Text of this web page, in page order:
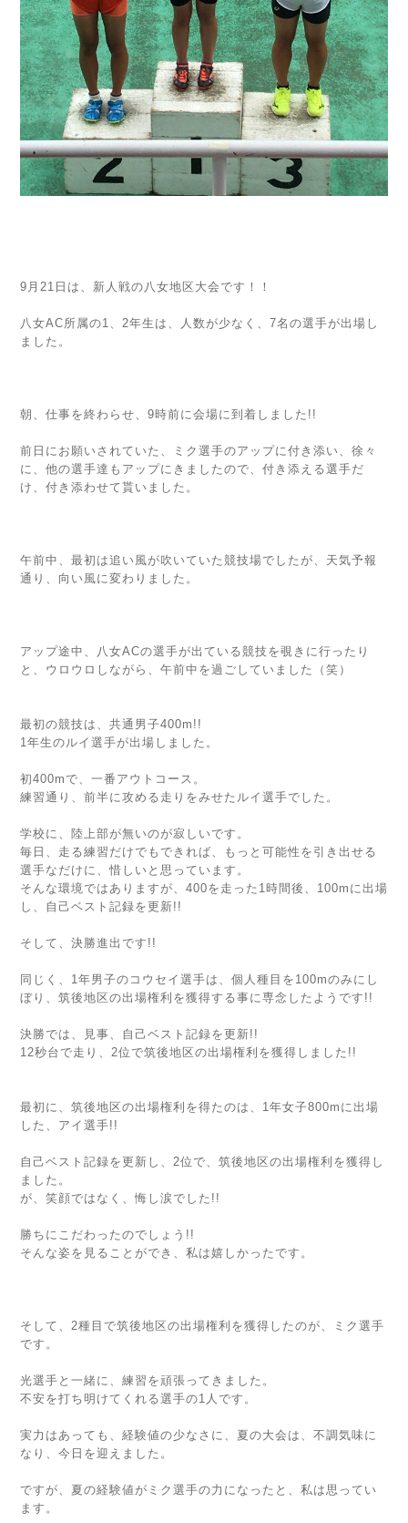
9月21日は、新人戦の八女地区大会です！！
八女AC所属の1、2年生は、人数が少なく、7名の選手が出場し
ました。
朝、仕事を終わらせ、9時前に会場に到着しました!!
前日にお願いされていた、ミク選手のアップに付き添い、徐々
に、他の選手達もアップにきましたので、付き添える選手だ
け、付き添わせて貰いました。
午前中、最初は追い風が吹いていた競技場でしたが、天気予報
通り、向い風に変わりました。
アップ途中、八女ACの選手が出ている競技を覗きに行ったり
と、ウロウロしながら、午前中を過ごしていました（笑）
最初の競技は、共通男子400m!!
1年生のルイ選手が出場しました。
初400mで、一番アウトコース。
練習通り、前半に攻める走りをみせたルイ選手でした。
学校に、陸上部が無いのが寂しいです。
毎日、走る練習だけでもできれば、もっと可能性を引き出せる
選手なだけに、惜しいと思っています。
そんな環境ではありますが、400を走った1時間後、100mに出場
し、自己ベスト記録を更新!!
そして、決勝進出です!!
同じく、1年男子のコウセイ選手は、個人種目を100mのみにし
ぼり、筑後地区の出場権利を獲得する事に専念したようです!!
決勝では、見事、自己ベスト記録を更新!!
12秒台で走り、2位で筑後地区の出場権利を獲得しました!!
最初に、筑後地区の出場権利を得たのは、1年女子800mに出場
した、アイ選手!!
自己ベスト記録を更新し、2位で、筑後地区の出場権利を獲得し
ました。
が、笑顔ではなく、悔し涙でした!!
勝ちにこだわったのでしょう!!
そんな姿を見ることができ、私は嬉しかったです。
そして、2種目で筑後地区の出場権利を獲得したのが、ミク選手
です。
光選手と一緒に、練習を頑張ってきました。
不安を打ち明けてくれる選手の1人です。
実力はあっても、経験値の少なさに、夏の大会は、不調気味に
なり、今日を迎えました。
ですが、夏の経験値がミク選手の力になったと、私は思ってい
ます。